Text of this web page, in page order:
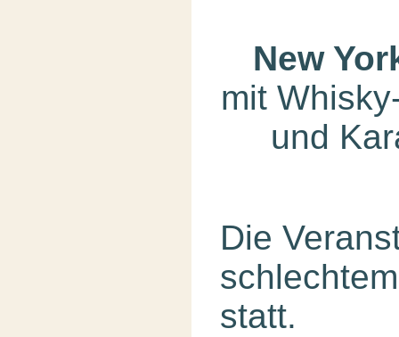
New
mit
und
Die
statt.